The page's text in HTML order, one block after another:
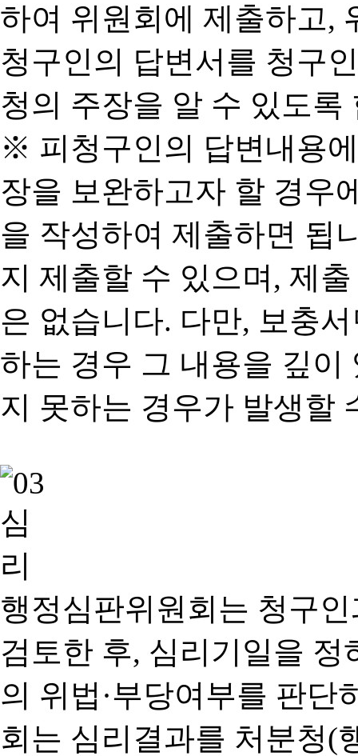
하여 위원회에 제출하고,
청구인의 답변서를 청구
청의 주장을 알 수 있도록
※ 피청구인의 답변내용
장을 보완하고자 할 경우
을 작성하여 제출하면 됩
지 제출할 수 있으며, 제
은 없습니다. 다만, 보충
하는 경우 그 내용을 깊이
지 못하는 경우가 발생할
행정심판위원회는 청구
검토한 후, 심리기일을 정
의 위법·부당여부를 판단
회는 심리결과를 처분청(